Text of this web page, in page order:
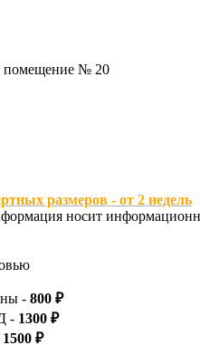
помещение № 20
размеров - от 2 недель
носит
- 800 ₽
- 1300 ₽
1500 ₽